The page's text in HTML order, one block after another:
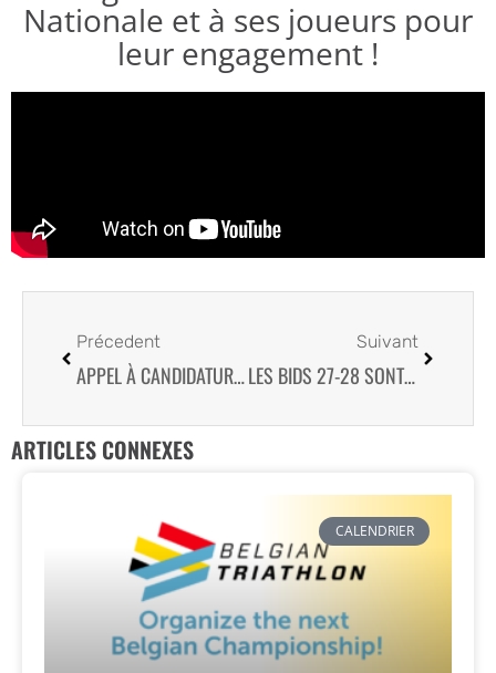
Nationale et à ses joueurs pour
leur engagement !
Précedent
APPEL À CANDIDATURES : 2ÈME ÉDITION DU RUN & BIKE SERIES !
Suivant
LES BIDS 27-28 SONT OUVERTS !
ARTICLES CONNEXES
CALENDRIER